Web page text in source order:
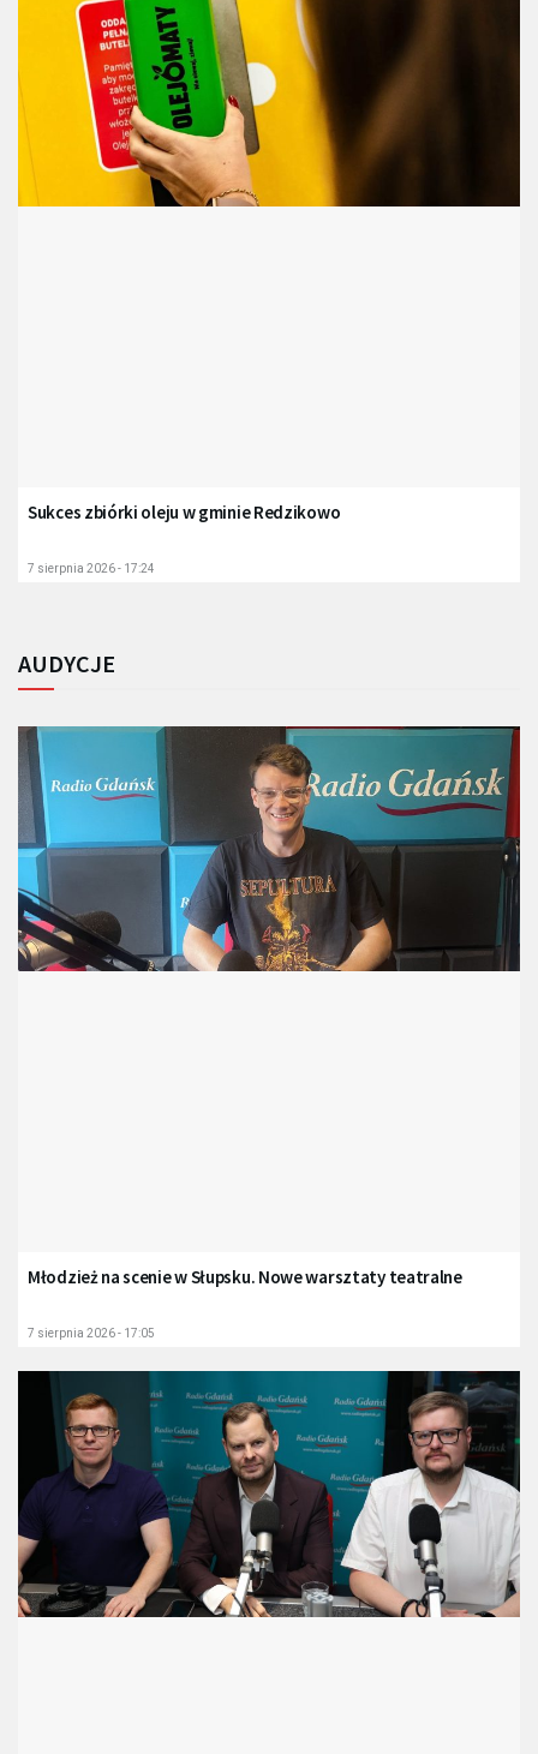
Sukces zbiórki oleju w gminie Redzikowo
7 sierpnia 2026 - 17:24
AUDYCJE
Młodzież na scenie w Słupsku. Nowe warsztaty teatralne
7 sierpnia 2026 - 17:05